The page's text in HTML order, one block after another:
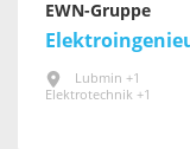
EWN-Gruppe
Lubmin +1
Elektrotechnik +1